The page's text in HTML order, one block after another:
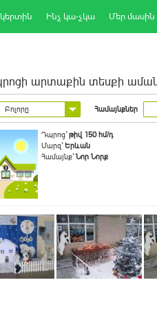
Ինչ կա-չկա Մեր մասին
արտաքին տեսքի
Բոլորը Համայնքներ
Դպրոց`թիվ 150 հմ/դ
Մարզ`Երևան
Համայնք`Նոր Նորք